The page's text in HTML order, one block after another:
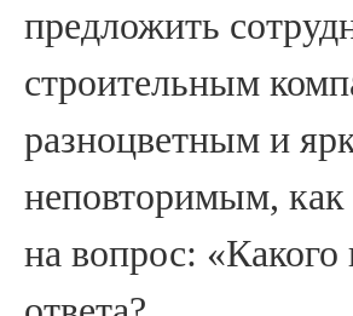
предложить
строительным
разноцветным и
неповторимым,
на вопрос: «Какого